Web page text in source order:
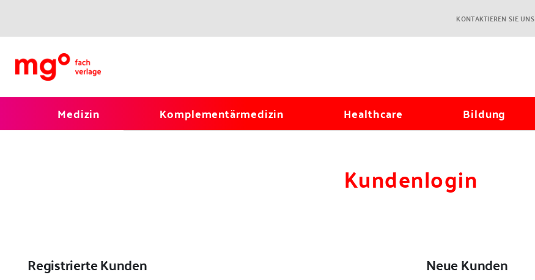
KONTAKTIEREN SIE UNS
Medizin Komplementärmedizin Healthcare Bildung
Kundenlogin
Registrierte Kunden Neue Kunden